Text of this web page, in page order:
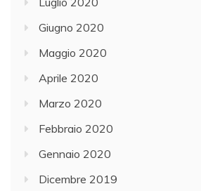
Giugno 2020
Maggio 2020
Aprile 2020
Marzo 2020
Febbraio 2020
Gennaio 2020
Dicembre 2019